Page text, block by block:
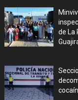
de La